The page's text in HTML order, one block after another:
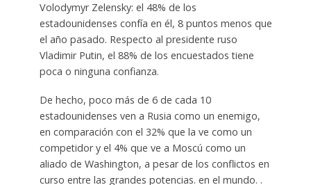
Volodymyr Zelensky: el 48% de los
estadounidenses confía en él, 8 puntos menos que
el año pasado. Respecto al presidente ruso
Vladimir Putin, el 88% de los encuestados tiene
poca o ninguna confianza.
De hecho, poco más de 6 de cada 10
estadounidenses ven a Rusia como un enemigo,
en comparación con el 32% que la ve como un
competidor y el 4% que ve a Moscú como un
aliado de Washington, a pesar de los conflictos en
curso entre las grandes potencias. en el mundo. .